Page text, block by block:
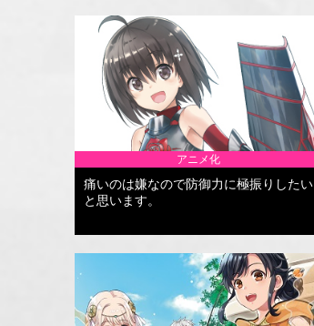
アニメ化
痛いのは嫌なので防御力に極振りしたい
と思います。